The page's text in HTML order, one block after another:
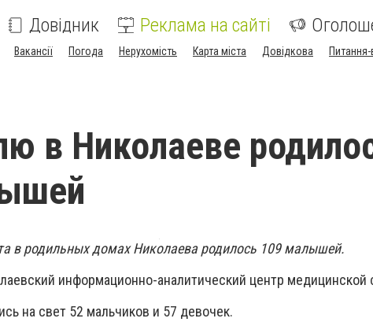
Довідник Реклама на сайті
Вакансії Погода Нерухомість Карта міста Довідкова Питання-
в Николаеве
в родильных домах Николаева родилось 109 малышей.
информационно-аналитический центр медицинской
на свет 52 мальчиков и 57 девочек.